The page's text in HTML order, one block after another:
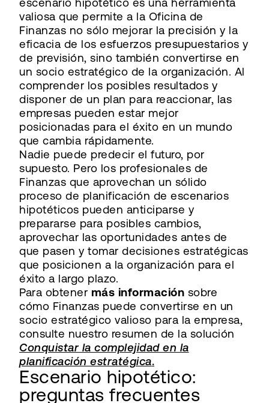
escenario hipotético es una herramienta
valiosa que permite a la Oficina de
Finanzas no sólo mejorar la precisión y la
eficacia de los esfuerzos presupuestarios y
de previsión, sino también convertirse en
un socio estratégico de la organización. Al
comprender los posibles resultados y
disponer de un plan para reaccionar, las
empresas pueden estar mejor
posicionadas para el éxito en un mundo
que cambia rápidamente.
Nadie puede predecir el futuro, por
supuesto. Pero los profesionales de
Finanzas que aprovechan un sólido
proceso de planificación de escenarios
hipotéticos pueden anticiparse y
prepararse para posibles cambios,
aprovechar las oportunidades antes de
que pasen y tomar decisiones estratégicas
que posicionen a la organización para el
éxito a largo plazo.
Para obtener más información sobre
cómo Finanzas puede convertirse en un
socio estratégico valioso para la empresa,
consulte nuestro resumen de la solución
Conquistar la complejidad en la
planificación estratégica.
Escenario hipotético:
preguntas frecuentes